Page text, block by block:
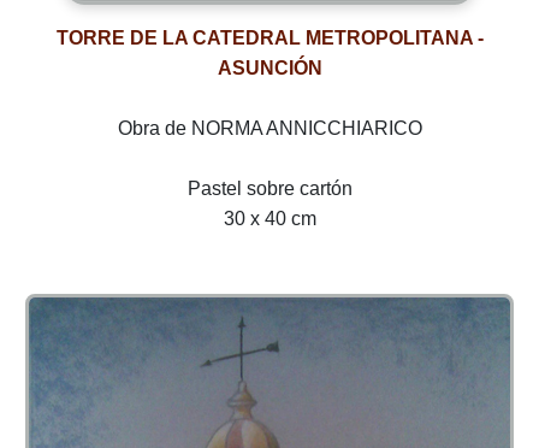
TORRE DE LA CATEDRAL METROPOLITANA -
ASUNCIÓN
Obra de NORMA ANNICCHIARICO
Pastel sobre cartón
30 x 40 cm